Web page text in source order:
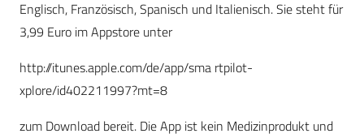
Englisch, Französisch, Spanisch und Italienisch. Sie steht für
3,99 Euro im Appstore unter
http://itunes.apple.com/de/app/sma rtpilot-
xplore/id402211997?mt=8
zum Download bereit. Die App ist kein Medizinprodukt und